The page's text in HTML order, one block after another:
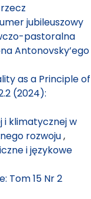
jubileuszowy
pastoralna
Antonovsky’ego
as a Principle of
(2024):
i klimatycznej w
rozwoju,
i językowe
Tom 15 Nr 2